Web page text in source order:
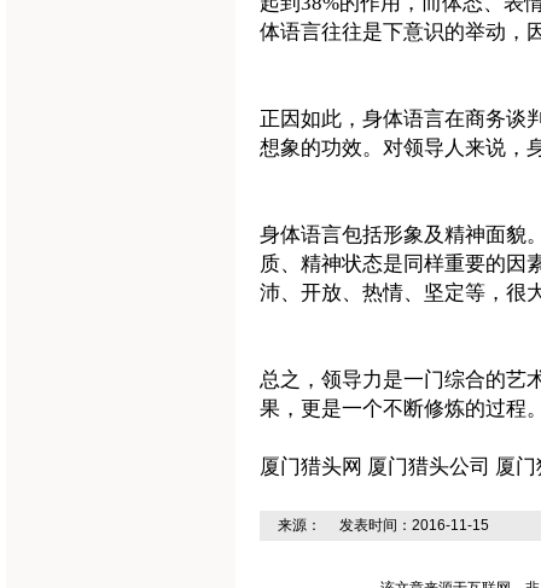
体语言往往是下意识的举动，
正因如此，身体语言在商务谈
想象的功效。对领导人来说，
身体语言包括形象及精神面貌
质、精神状态是同样重要的因
沛、开放、热情、坚定等，很
总之，领导力是一门综合的艺
果，更是一个不断修炼的过程
厦门猎头网 厦门猎头公司 厦门
来源： 发表时间：2016-11-15